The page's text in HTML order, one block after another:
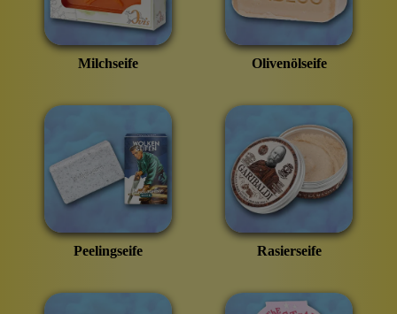
Milchseife Olivenölseife
Peelingseife Rasierseife